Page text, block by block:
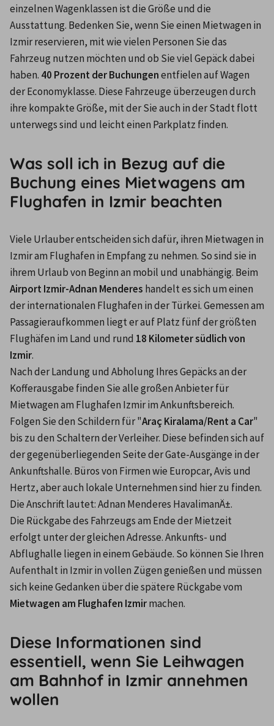
einzelnen Wagenklassen ist die Größe und die
Ausstattung. Bedenken Sie, wenn Sie einen Mietwagen in
Izmir reservieren, mit wie vielen Personen Sie das
Fahrzeug nutzen möchten und ob Sie viel Gepäck dabei
haben. 40 Prozent der Buchungen entfielen auf Wagen
der Economyklasse. Diese Fahrzeuge überzeugen durch
ihre kompakte Größe, mit der Sie auch in der Stadt flott
unterwegs sind und leicht einen Parkplatz finden.
Was soll ich in Bezug auf die
Buchung eines Mietwagens am
Flughafen in Izmir beachten
Viele Urlauber entscheiden sich dafür, ihren Mietwagen in
Izmir am Flughafen in Empfang zu nehmen. So sind sie in
Airport Izmir-Adnan Menderes handelt es sich um einen
der internationalen Flughafen in der Türkei. Gemessen am
Passagieraufkommen liegt er auf Platz fünf der größten
Flughäfen im Land und rund 18 Kilometer südlich von
Izmir.
Nach der Landung und Abholung Ihres Gepäcks an der
Kofferausgabe finden Sie alle großen Anbieter für
Mietwagen am Flughafen Izmir im Ankunftsbereich.
Folgen Sie den Schildern für "Araç Kiralama/Rent a Car"
bis zu den Schaltern der Verleiher. Diese befinden sich auf
der gegenüberliegenden Seite der Gate-Ausgänge in der
Ankunftshalle. Büros von Firmen wie Europcar, Avis und
Hertz, aber auch lokale Unternehmen sind hier zu finden.
Die Anschrift lautet: Adnan Menderes HavalimanÄ±.
Die Rückgabe des Fahrzeugs am Ende der Mietzeit
erfolgt unter der gleichen Adresse. Ankunfts- und
Abflughalle liegen in einem Gebäude. So können Sie Ihren
Aufenthalt in Izmir in vollen Zügen genießen und müssen
Mietwagen am Flughafen Izmir machen.
Diese Informationen sind
essentiell, wenn Sie Leihwagen
am Bahnhof in Izmir annehmen
wollen